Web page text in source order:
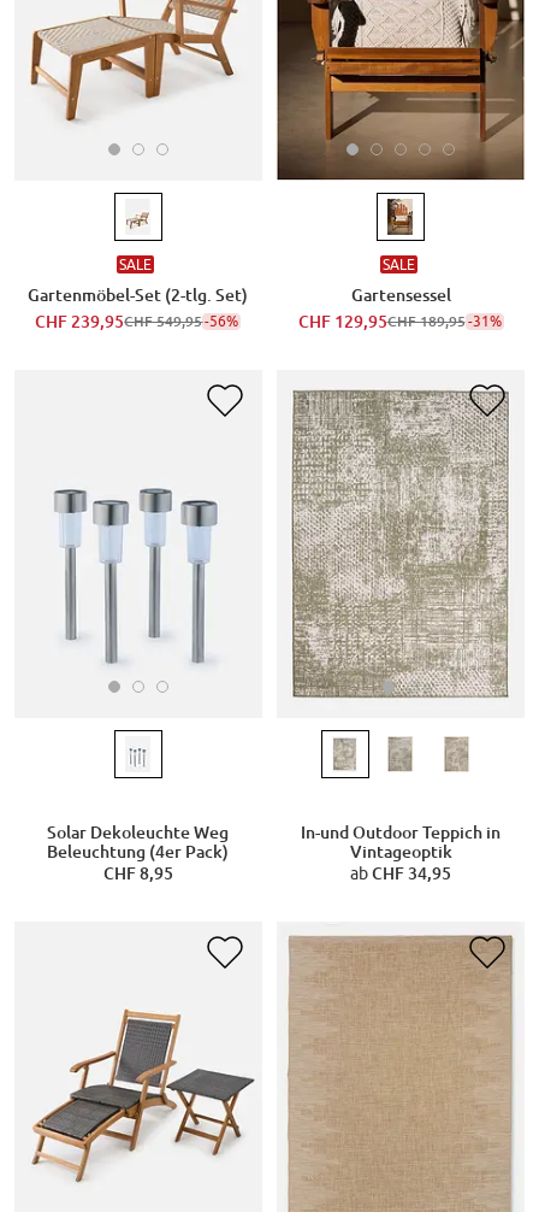
SALE
Gartenmöbel-Set (2-tlg. Set)
CHF 239,95CHF 549,95-56%
SALE
Gartensessel
CHF 129,95CHF 189,95-31%
Solar Dekoleuchte Weg
Beleuchtung (4er Pack)
CHF 8,95
In-und Outdoor Teppich in
Vintageoptik
abCHF 34,95